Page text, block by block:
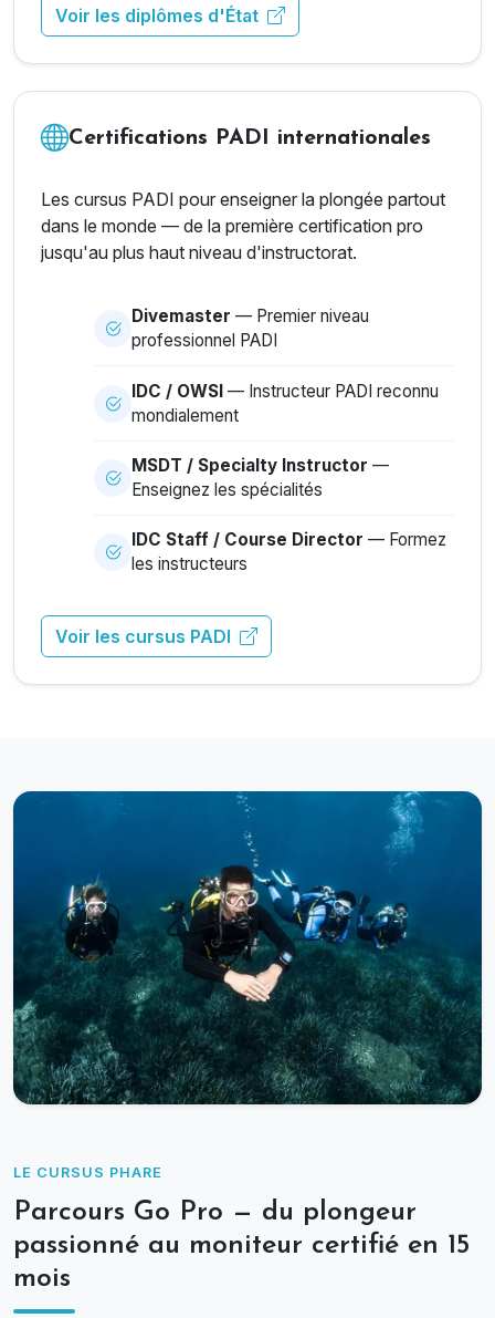
Voir les diplômes d'État
Certifications PADI internationales
Les cursus PADI pour enseigner la plongée partout
dans le monde — de la première certification pro
jusqu'au plus haut niveau d'instructorat.
Divemaster — Premier niveau
professionnel PADI
IDC / OWSI — Instructeur PADI reconnu
mondialement
MSDT / Specialty Instructor —
Enseignez les spécialités
IDC Staff / Course Director — Formez
les instructeurs
Voir les cursus PADI
LE CURSUS PHARE
Parcours Go Pro — du plongeur
passionné au moniteur certifié en 15
mois